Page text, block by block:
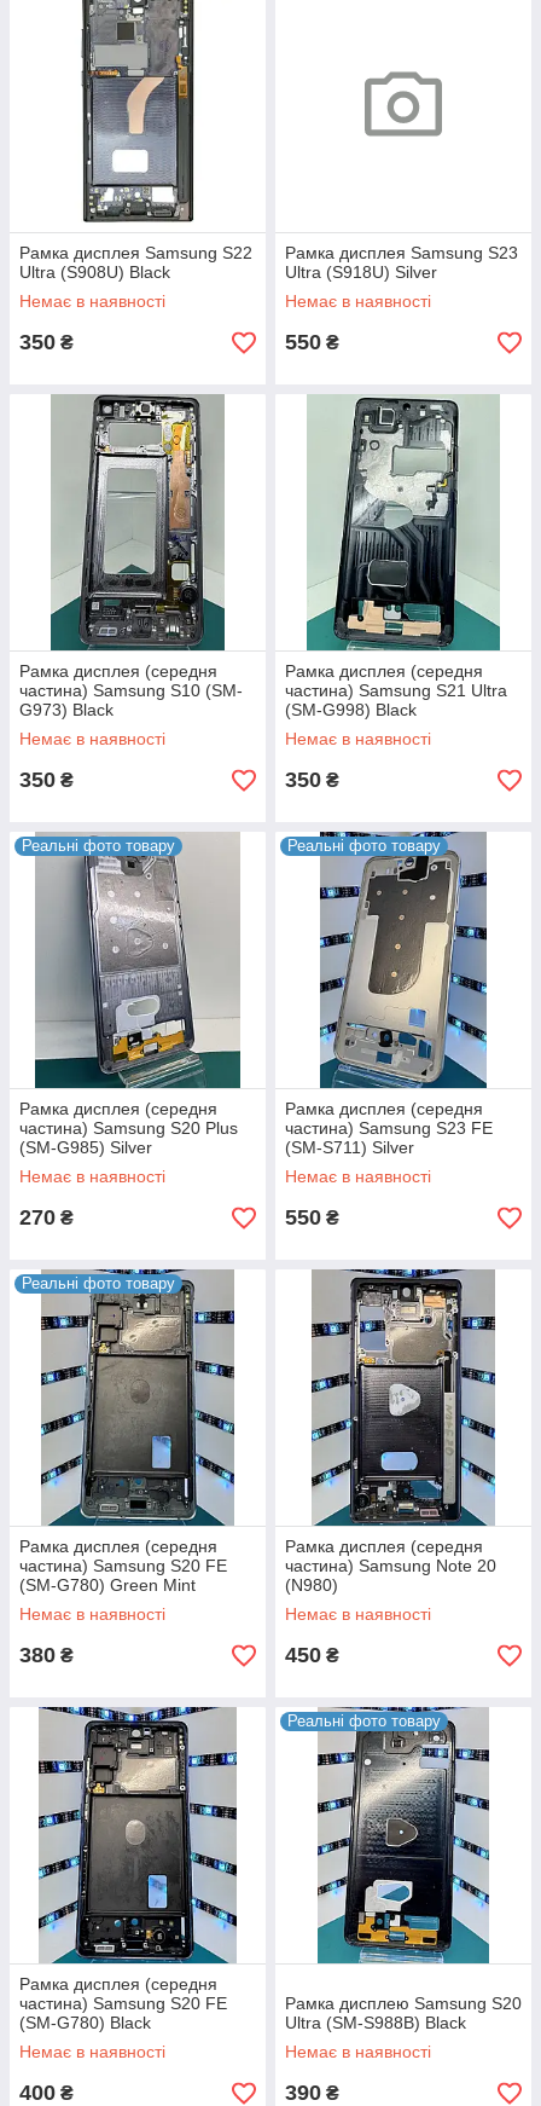
Рамка дисплея Samsung S22
Ultra (S908U) Black
Немає в наявності
350 ₴
Рамка дисплея Samsung S23
Ultra (S918U) Silver
Немає в наявності
550 ₴
Рамка дисплея (середня
частина) Samsung S10 (SM-
G973) Black
Немає в наявності
350 ₴
Рамка дисплея (середня
частина) Samsung S21 Ultra
(SM-G998) Black
Немає в наявності
350 ₴
Реальні фото товару
Рамка дисплея (середня
частина) Samsung S20 Plus
(SM-G985) Silver
Немає в наявності
270 ₴
Реальні фото товару
Рамка дисплея (середня
частина) Samsung S23 FE
(SM-S711) Silver
Немає в наявності
550 ₴
Реальні фото товару
Рамка дисплея (середня
частина) Samsung S20 FE
(SM-G780) Green Mint
Немає в наявності
380 ₴
Рамка дисплея (середня
частина) Samsung Note 20
(N980)
Немає в наявності
450 ₴
Рамка дисплея (середня
частина) Samsung S20 FE
(SM-G780) Black
Немає в наявності
400 ₴
Реальні фото товару
Рамка дисплею Samsung S20
Ultra (SM-S988B) Black
Немає в наявності
390 ₴